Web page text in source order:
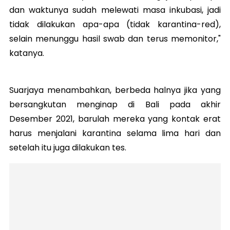
dan waktunya sudah melewati masa inkubasi, jadi
tidak dilakukan apa-apa (tidak karantina-red),
selain menunggu hasil swab dan terus memonitor,"
katanya.
Suarjaya menambahkan, berbeda halnya jika yang
bersangkutan menginap di Bali pada akhir
Desember 2021, barulah mereka yang kontak erat
harus menjalani karantina selama lima hari dan
setelah itu juga dilakukan tes.